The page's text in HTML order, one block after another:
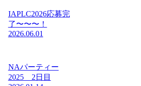
IAPLC2026応募完
了〜〜〜！
2026.06.01
NAパーティー
2025 2日目